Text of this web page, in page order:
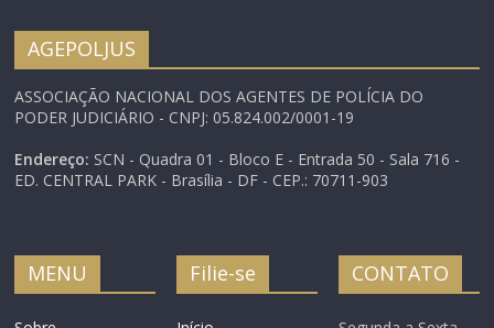
tratar de questões
relativas ao Pro-Social, o
plano de saúde que
atende servidores e…
AGEPOLJUS
ASSOCIAÇÃO NACIONAL DOS AGENTES DE POLÍCIA DO
PODER JUDICIÁRIO - CNPJ: 05.824.002/0001-19
Endereço: SCN - Quadra 01 - Bloco E - Entrada 50 - Sala 716 -
ED. CENTRAL PARK - Brasília - DF - CEP.: 70711-903
MENU Filie-se CONTATO